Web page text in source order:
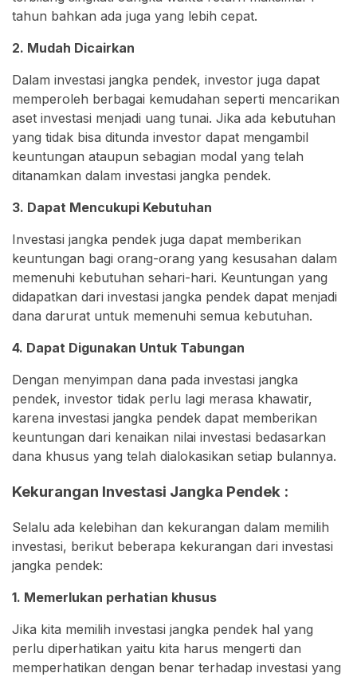
tahun bahkan ada juga yang lebih cepat.
2. Mudah Dicairkan
Dalam investasi jangka pendek, investor juga dapat
memperoleh berbagai kemudahan seperti mencarikan
aset investasi menjadi uang tunai. Jika ada kebutuhan
yang tidak bisa ditunda investor dapat mengambil
keuntungan ataupun sebagian modal yang telah
ditanamkan dalam investasi jangka pendek.
3. Dapat Mencukupi Kebutuhan
Investasi jangka pendek juga dapat memberikan
keuntungan bagi orang-orang yang kesusahan dalam
memenuhi kebutuhan sehari-hari. Keuntungan yang
didapatkan dari investasi jangka pendek dapat menjadi
dana darurat untuk memenuhi semua kebutuhan.
4. Dapat Digunakan Untuk Tabungan
Dengan menyimpan dana pada investasi jangka
pendek, investor tidak perlu lagi merasa khawatir,
karena investasi jangka pendek dapat memberikan
keuntungan dari kenaikan nilai investasi bedasarkan
dana khusus yang telah dialokasikan setiap bulannya.
Kekurangan Investasi Jangka Pendek :
Selalu ada kelebihan dan kekurangan dalam memilih
investasi, berikut beberapa kekurangan dari investasi
jangka pendek:
1. Memerlukan perhatian khusus
Jika kita memilih investasi jangka pendek hal yang
perlu diperhatikan yaitu kita harus mengerti dan
memperhatikan dengan benar terhadap investasi yang